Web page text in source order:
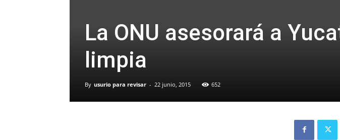
La ONU asesorará a
limpia
By usurio para revisar - 22 junio, 2015 652